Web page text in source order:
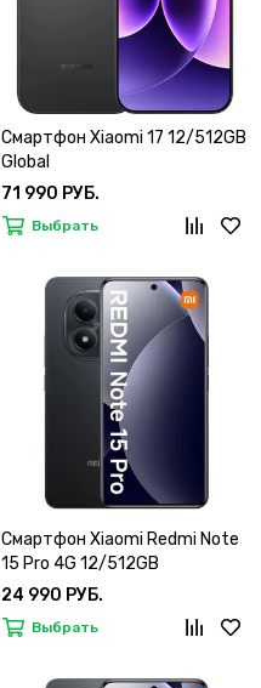
Смартфон Xiaomi 17 12/512GB
Global
71 990 РУБ.
Выбрать
Смартфон Xiaomi Redmi Note
15 Pro 4G 12/512GB
24 990 РУБ.
Выбрать